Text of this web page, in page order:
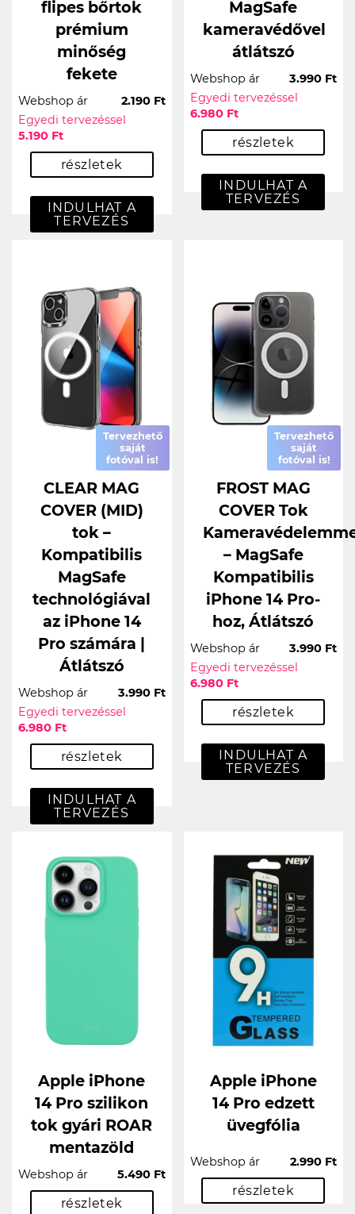
flipes bőrtok
prémium
minőség
fekete
Webshop ár
2.190 Ft
Egyedi tervezéssel
5.190 Ft
részletek
INDULHAT A
TERVEZÉS
MagSafe
kameravédővel
átlátszó
Webshop ár
3.990 Ft
Egyedi tervezéssel
6.980 Ft
részletek
INDULHAT A
TERVEZÉS
Tervezhető
saját
fotóval is!
CLEAR MAG
COVER (MID)
tok –
Kompatibilis
MagSafe
technológiával
az iPhone 14
Pro számára |
Átlátszó
Webshop ár
3.990 Ft
Egyedi tervezéssel
6.980 Ft
részletek
INDULHAT A
TERVEZÉS
Tervezhető
saját
fotóval is!
FROST MAG
COVER Tok
– MagSafe
Kompatibilis
iPhone 14 Pro-
hoz, Átlátszó
Webshop ár
3.990 Ft
Egyedi tervezéssel
6.980 Ft
részletek
INDULHAT A
TERVEZÉS
Apple iPhone
14 Pro szilikon
tok gyári ROAR
mentazöld
Webshop ár 5.490 Ft
részletek
Apple iPhone
14 Pro edzett
üvegfólia
Webshop ár 2.990 Ft
részletek